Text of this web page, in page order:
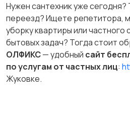
Нужен сантехник уже сегодня?
переезд? Ищете репетитора,
уборку квартиры или частного
бытовых задач? Тогда стоит
ОЛФИКС— удобный сайт
по услугам от частных лиц:
Жуковке.